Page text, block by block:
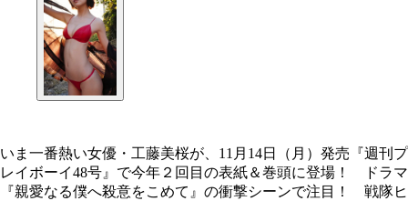
いま一番熱い女優・工藤美桜が、11月14日（月）発売『週刊プ
レイボーイ48号』で今年２回目の表紙＆巻頭に登場！ ドラマ
『親愛なる僕へ殺意をこめて』の衝撃シーンで注目！ 戦隊ヒ